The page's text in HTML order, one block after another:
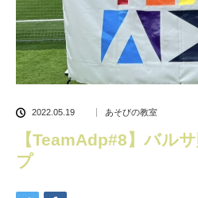
2022.05.19 あそびの教室
【TeamAdp#8】バル
プ